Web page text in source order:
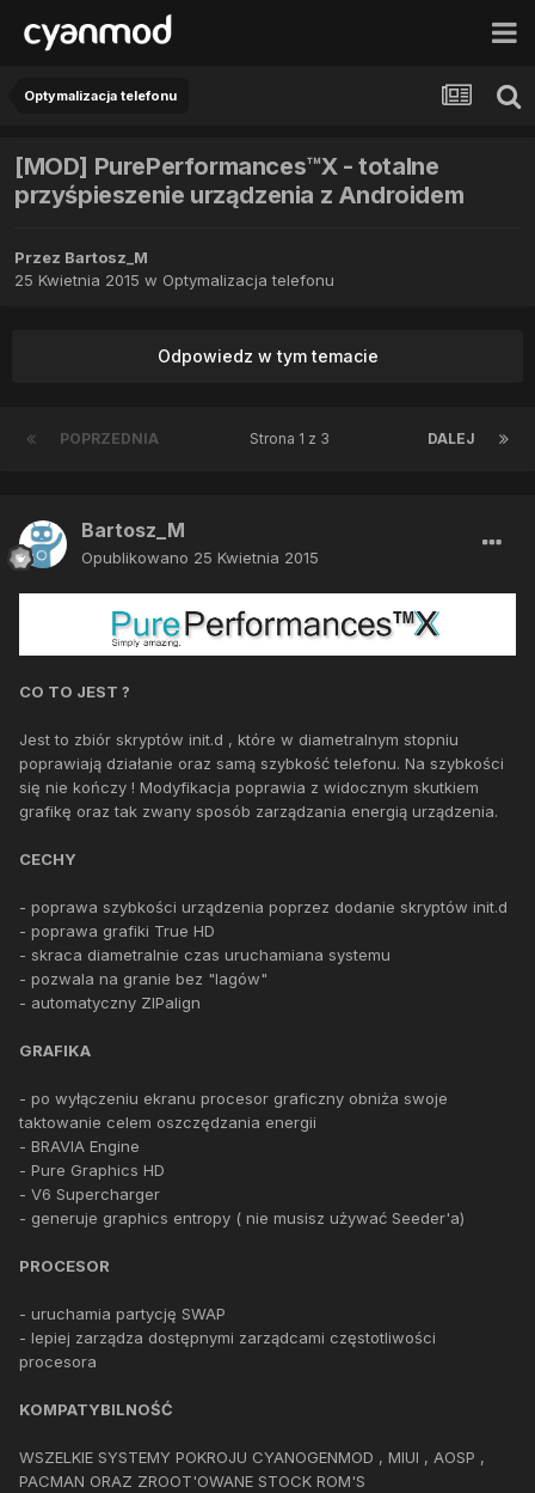
Optymalizacja telefonu
[MOD] PurePerformances™X - totalne
przyśpieszenie urządzenia z Androidem
Przez Bartosz_M
25 Kwietnia 2015 w Optymalizacja telefonu
Odpowiedz w tym temacie
POPRZEDNIA DALEJ
Strona 1 z 3
Bartosz_M
Opublikowano 25 Kwietnia 2015
CO TO JEST ?
Jest to zbiór skryptów init.d , które w diametralnym stopniu
poprawiają działanie oraz samą szybkość telefonu. Na szybkości
się nie kończy ! Modyfikacja poprawia z widocznym skutkiem
grafikę oraz tak zwany sposób zarządzania energią urządzenia.
CECHY
- poprawa szybkości urządzenia poprzez dodanie skryptów init.d
- poprawa grafiki True HD
- skraca diametralnie czas uruchamiana systemu
- pozwala na granie bez "lagów"
- automatyczny ZIPalign
GRAFIKA
- po wyłączeniu ekranu procesor graficzny obniża swoje
taktowanie celem oszczędzania energii
- BRAVIA Engine
- Pure Graphics HD
- V6 Supercharger
- generuje graphics entropy ( nie musisz używać Seeder'a)
PROCESOR
- uruchamia partycję SWAP
- lepiej zarządza dostępnymi zarządcami częstotliwości
procesora
KOMPATYBILNOŚĆ
WSZELKIE SYSTEMY POKROJU CYANOGENMOD , MIUI , AOSP ,
PACMAN ORAZ ZROOT'OWANE STOCK ROM'S